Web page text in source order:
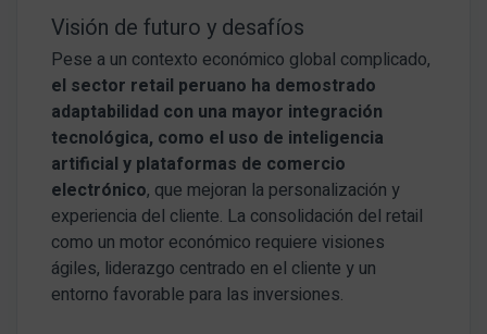
Visión de futuro y desafíos
Pese a un contexto económico global complicado,
el sector retail peruano ha demostrado
adaptabilidad con una mayor integración
tecnológica, como el uso de inteligencia
artificial y plataformas de comercio
electrónico, que mejoran la personalización y
experiencia del cliente. La consolidación del retail
como un motor económico requiere visiones
ágiles, liderazgo centrado en el cliente y un
entorno favorable para las inversiones.